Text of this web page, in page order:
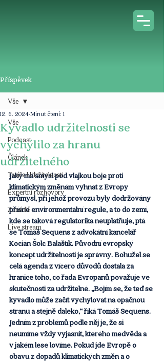
Příspěvek
Vše
Podcast
Článek
Tváře Udržitelnosti
Expertní rozhovory
Z médií
Live stream
Vše
Kyvadlo udržitelnosti se
vychýlilo za hranu
udržitelného
12. 6. 2024 Minut čtení: 1
Jaký má smysl pod vlajkou boje proti
klimatickým změnám vyhnat z Evropy
průmysl, při jehož provozu byly dodržovány
přísné environmentální regule, a to do zemí,
kde se taková regulatorika neuplatňuje, ptá
se Tomáš Sequens z advokátní kancelář
Kocián Šolc Balaštík. Původní evropský
koncept udržitelnosti je správný. Bohužel se
celá agenda z vícero důvodů dostala za
hranice toho, co řada Evropanů považuje ve
skutečnosti za udržitelné. „Bojím se, že teď se
kyvadlo může začít vychylovat na opačnou
stranu a stejně daleko,“ říká Tomáš Sequens.
Jedním z problémů podle něj je, že si
neumíme vždy vyjasnit, kterého medvěda a
v jakém lese lovíme. Pokud jde Evropě o
obavu z dopadů klimatických změn a o